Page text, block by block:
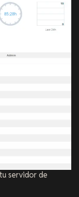
servidor de